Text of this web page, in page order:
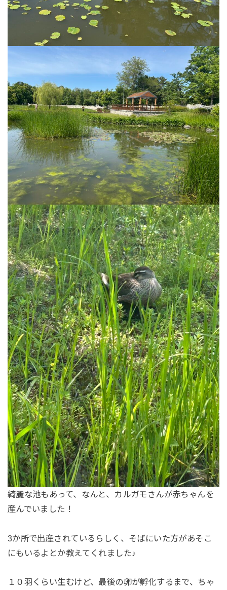
綺麗な池もあって、なんと、カルガモさんが赤ちゃんを
産んでいました！
3か所で出産されているらしく、そばにいた方があそこ
にもいるよとか教えてくれました♪
１０羽くらい生むけど、最後の卵が孵化するまで、ちゃ